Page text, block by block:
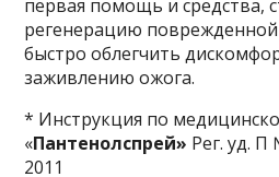
первая помощь и средства,
регенерацию
быстро облегчить
заживлению ожога.
* Инструкция по
«Пантенолспрей» Рег. уд. П
2011